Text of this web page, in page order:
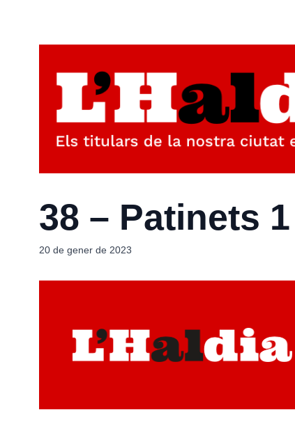
38 – Patinets 1
20 de gener de 2023